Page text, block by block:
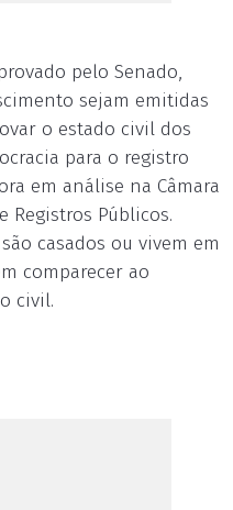
pelo Senado,
sejam emitidas
o estado civil dos
para o registro
em análise na Câmara
Registros Públicos.
casados ou vivem em
comparecer ao
civil.